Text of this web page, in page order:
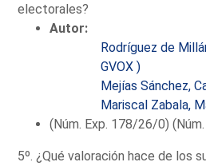
electorales?
Autor:
Rodríguez de
GVOX )
Mejías Sánchez,
Mariscal Zabala,
(Núm. Exp. 178/26/0)
5º. ¿Qué valoración hace de los